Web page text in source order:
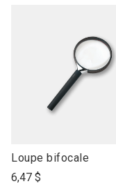
link
to
Loupe bifocale
6,47 $